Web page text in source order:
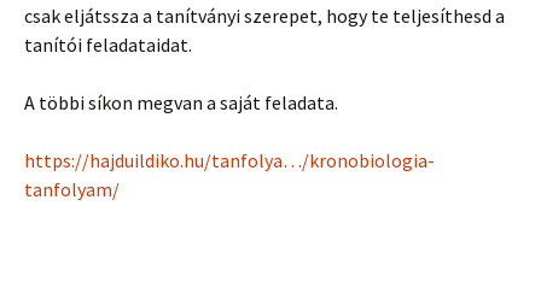
csak eljátssza a tanítványi szerepet, hogy te teljesíthesd a
tanítói feladataidat.
A többi síkon megvan a saját feladata.
https://hajduildiko.hu/tanfolya…/kronobiologia-
tanfolyam/